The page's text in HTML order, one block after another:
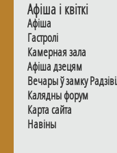
Афiша i квiткi
Афiша
Гастролi
Камерная зала
Афiша дзецям
Вечары ў замку
Калядны форум
Карта сайта
Навiны